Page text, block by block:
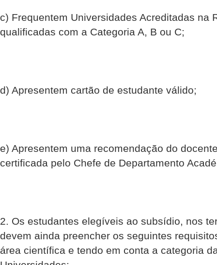
c) Frequentem Universidades Acreditadas na
qualificadas com a Categoria A, B ou C;
d) Apresentem cartão de estudante válido;
e) Apresentem uma recomendação do
certificada pelo Chefe de Departamento
2. Os estudantes elegíveis ao subsídio, nos
devem ainda preencher os seguintes
área científica e tendo em conta a categoria